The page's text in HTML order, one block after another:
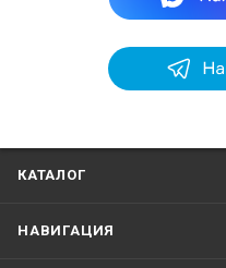
КАТАЛОГ
НАВИГАЦИЯ